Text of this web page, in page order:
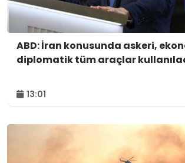
ABD: İran konusunda askeri,
diplomatik tüm araçlar
13:01